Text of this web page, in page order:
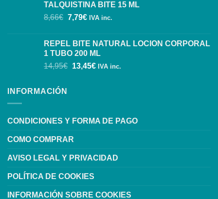
TALQUISTINA BITE 15 ML
8,66€ 7,79€ IVA inc.
REPEL BITE NATURAL LOCION CORPORAL
1 TUBO 200 ML
14,95€ 13,45€ IVA inc.
INFORMACIÓN
CONDICIONES Y FORMA DE PAGO
COMO COMPRAR
AVISO LEGAL Y PRIVACIDAD
POLÍTICA DE COOKIES
INFORMACIÓN SOBRE COOKIES